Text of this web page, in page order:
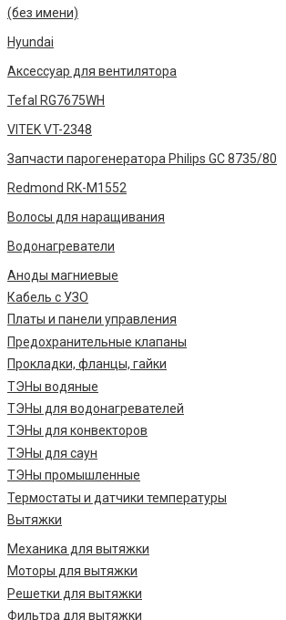
(без имени)
Hyundai
Аксессуар для вентилятора
Tefal RG7675WH
VITEK VT-2348
Запчасти парогенератора Philips GC 8735/80
Redmond RK-M1552
Волосы для наращивания
Водонагреватели
Аноды магниевые
Кабель с УЗО
Платы и панели управления
Предохранительные клапаны
Прокладки, фланцы, гайки
ТЭНы водяные
ТЭНы для водонагревателей
ТЭНы для конвекторов
ТЭНы для саун
ТЭНы промышленные
Термостаты и датчики температуры
Вытяжки
Механика для вытяжки
Моторы для вытяжки
Решетки для вытяжки
Фильтра для вытяжки